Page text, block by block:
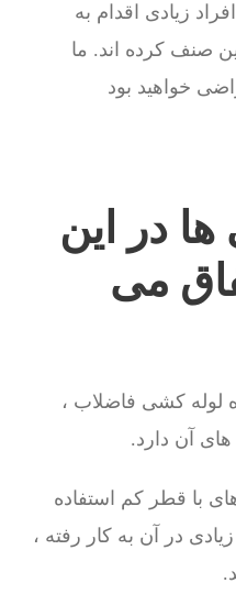
زیادی اقدام به
صنف کرده اند. ما
خواهید بود
ها در این
می
لوله کشی فاضلاب ،
های آن دارد.
با قطر کم استفاده
های 90 درجه زیادی در آن به کار رفته ،